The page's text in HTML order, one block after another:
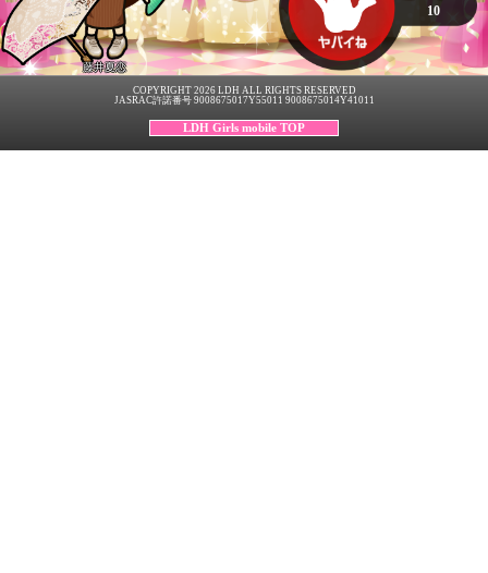
藤井夏恋
10
COPYRIGHT 2026 LDH ALL RIGHTS RESERVED
JASRAC許諾番号 9008675017Y55011 9008675014Y41011
LDH Girls mobile TOP